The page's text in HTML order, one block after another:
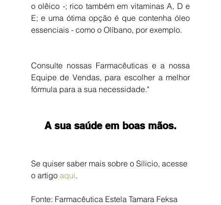
o olêico -; rico também em vitaminas A, D e
E; e uma ótima opção é que contenha óleo
essenciais - como o Olíbano, por exemplo.
Consulte nossas Farmacêuticas e a nossa
Equipe de Vendas, para escolher a melhor
fórmula para a sua necessidade."
A sua saúde em boas mãos.
Se quiser saber mais sobre o Sílicio, acesse
o artigo aqui.
Fonte: Farmacêutica Estela Tamara Feksa